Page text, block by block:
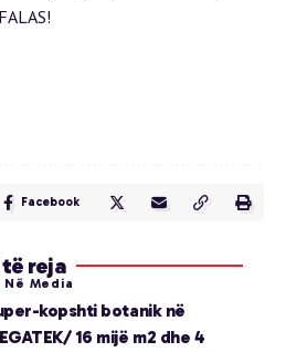
Facebook
reja
Në Media
kopshti botanik në
16 mijë m2 dhe 4